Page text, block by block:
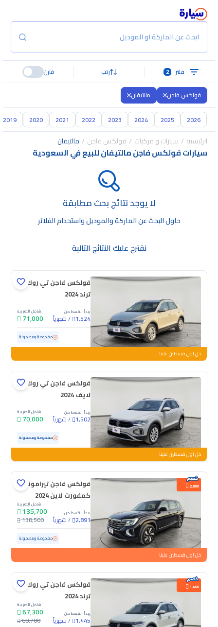
ابحث عن الماركة او الموديل
فلتر 2 رتب قارن
فولكس فاجن مالتيفان
2026
2025
2024
2023
2022
2021
2020
2019
الرئيسية سيارات و مركبات فولكس فاجن مالتيفان
سيارات فولكس فاجن مالتيفان للبيع في السعودية
لا يوجد نتائج بحث مطابقة
حاول البحث عن الماركة والموديل واستخدام الفلاتر
نقترح عليك النتائج التالية
فولكس فاجن تي روك
ترند 2024
يبدأ القسط من
1,524
/شهرياً
شامل الضريبة
71,000
مستعملة 43,349 كم ممشى قليل مفحوصة ومضمونة
خل اول قسطين علينا
فولكس فاجن تي روك
لايف 2024
يبدأ القسط من
1,502
/شهرياً
شامل الضريبة
70,000
مستعملة 58,932 كم مفحوصة ومضمونة
خل اول قسطين علينا
2,800
فولكس فاجن تيرامونت
كمفورت لاين 2024
يبدأ القسط من
2,891
/شهرياً
شامل الضريبة
135,700
138,500
مستعملة 43,725 كم ممشى قليل مفحوصة ومضمونة
خل اول قسطين علينا
1,400
فولكس فاجن تي روك
ترند 2024
يبدأ القسط من
1,445
/شهرياً
شامل الضريبة
67,300
68,700